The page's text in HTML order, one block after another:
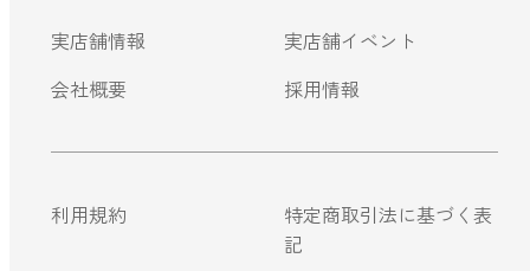
実店舗情報
実店舗イベント
会社概要
採用情報
利用規約
特定商取引法に基づく表
記